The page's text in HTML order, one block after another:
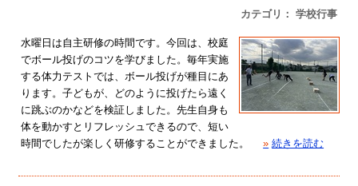
カテゴリ： 学校行事
水曜日は自主研修の時間です。今回は、校庭
でボール投げのコツを学びました。毎年実施
する体力テストでは、ボール投げが種目にあ
ります。子どもが、どのように投げたら遠く
に跳ぶのかなどを検証しました。先生自身も
体を動かすとリフレッシュできるので、短い
時間でしたが楽しく研修することができました。
» 続きを読む